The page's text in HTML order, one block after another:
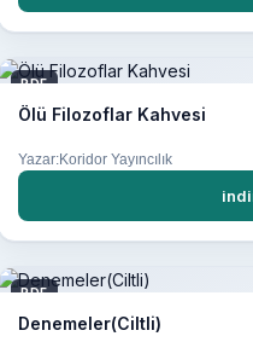
PDF
Ölü Filozoflar Kahvesi
Yazar:Koridor Yayıncılık
PDF
Denemeler(Ciltli)